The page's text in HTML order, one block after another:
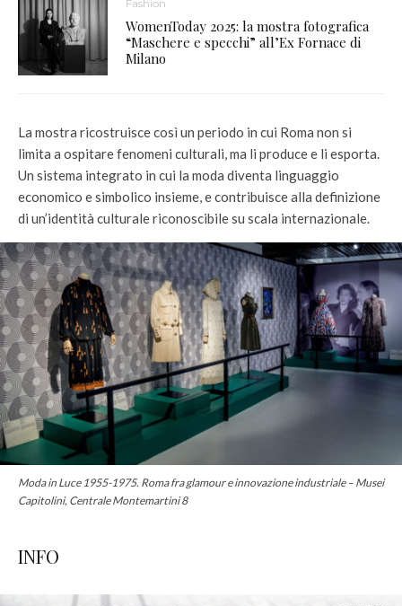
Fashion
WomenToday 2025: la mostra fotografica
“Maschere e specchi” all’Ex Fornace di
Milano
La mostra ricostruisce così un periodo in cui Roma non si
limita a ospitare fenomeni culturali, ma li produce e li esporta.
Un sistema integrato in cui la moda diventa linguaggio
economico e simbolico insieme, e contribuisce alla definizione
di un’identità culturale riconoscibile su scala internazionale.
Moda in Luce 1955-1975. Roma fra glamour e innovazione industriale – Musei
Capitolini, Centrale Montemartini 8
INFO